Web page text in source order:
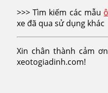
>>> Tìm kiếm các mẫu
xe đã qua sử dụng khác
Xin chân thành cảm
xeotogiadinh.com!